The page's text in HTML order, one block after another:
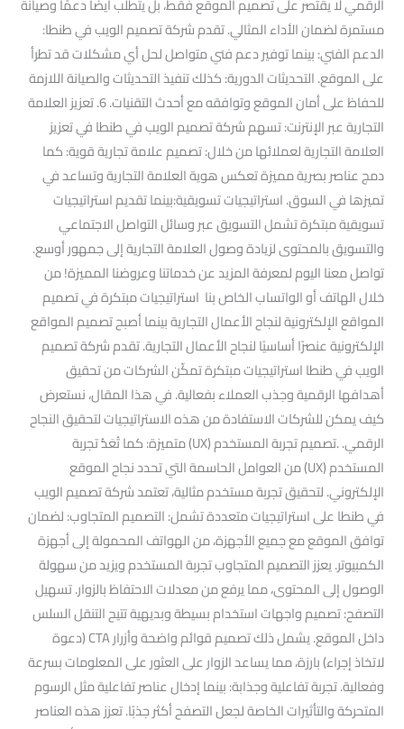
مستمرة لضمان الأداء المثالي. تقدم شركة تصميم الويب في طنطا:
الدعم الفني: بينما توفير دعم فني متواصل لحل أي مشكلات قد تطرأ
على الموقع. التحديثات الدورية: كذلك تنفيذ التحديثات والصيانة اللازمة
للحفاظ على أمان الموقع وتوافقه مع أحدث التقنيات. 6. تعزيز العلامة
التجارية عبر الإنترنت: تسهم شركة تصميم الويب في طنطا في تعزيز
العلامة التجارية لعملائها من خلال: تصميم علامة تجارية قوية: كما
دمج عناصر بصرية مميزة تعكس هوية العلامة التجارية وتساعد في
تميزها في السوق. استراتيجيات تسويقية:بينما تقديم استراتيجيات
تسويقية مبتكرة تشمل التسويق عبر وسائل التواصل الاجتماعي
والتسويق بالمحتوى لزيادة وصول العلامة التجارية إلى جمهور أوسع.
تواصل معنا اليوم لمعرفة المزيد عن خدماتنا وعروضنا المميزة! من
خلال الهاتف أو الواتساب الخاص بنا استراتيجيات مبتكرة في تصميم
المواقع الإلكترونية لنجاح الأعمال التجارية بينما أصبح تصميم المواقع
الإلكترونية عنصرًا أساسيًا لنجاح الأعمال التجارية. تقدم شركة تصميم
الويب في طنطا استراتيجيات مبتكرة تمكّن الشركات من تحقيق
أهدافها الرقمية وجذب العملاء بفعالية. في هذا المقال، نستعرض
كيف يمكن للشركات الاستفادة من هذه الاستراتيجيات لتحقيق النجاح
الرقمي. .تصميم تجربة المستخدم (UX) متميزة: كما تُعَدُّ تجربة
المستخدم (UX) من العوامل الحاسمة التي تحدد نجاح الموقع
الإلكتروني. لتحقيق تجربة مستخدم مثالية، تعتمد شركة تصميم الويب
في طنطا على استراتيجيات متعددة تشمل: التصميم المتجاوب: لضمان
توافق الموقع مع جميع الأجهزة، من الهواتف المحمولة إلى أجهزة
الكمبيوتر. يعزز التصميم المتجاوب تجربة المستخدم ويزيد من سهولة
الوصول إلى المحتوى، مما يرفع من معدلات الاحتفاظ بالزوار. تسهيل
التصفح: تصميم واجهات استخدام بسيطة وبديهية تتيح التنقل السلس
داخل الموقع. يشمل ذلك تصميم قوائم واضحة وأزرار CTA (دعوة
لاتخاذ إجراء) بارزة، مما يساعد الزوار على العثور على المعلومات بسرعة
وفعالية. تجربة تفاعلية وجذابة: بينما إدخال عناصر تفاعلية مثل الرسوم
المتحركة والتأثيرات الخاصة لجعل التصفح أكثر جذبًا. تعزز هذه العناصر